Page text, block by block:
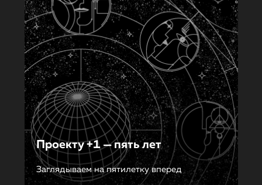
Проекту +1 — пять лет
Заглядываем на пятилетку вперед